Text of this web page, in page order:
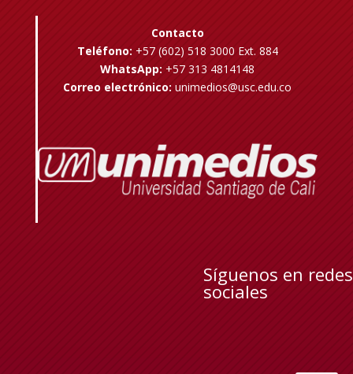
Contacto
Teléfono: +57 (602) 518 3000 Ext. 884
WhatsApp: +57 313 4814148
Correo electrónico: unimedios@usc.edu.co
Síguenos en redes
sociales